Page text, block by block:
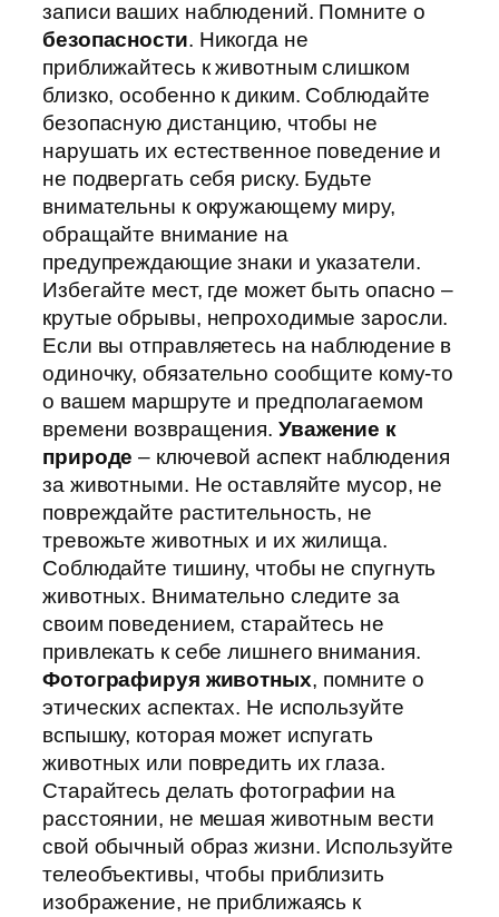
записи ваших наблюдений. Помните о
безопасности. Никогда не
приближайтесь к животным слишком
близко, особенно к диким. Соблюдайте
безопасную дистанцию, чтобы не
нарушать их естественное поведение и
не подвергать себя риску. Будьте
внимательны к окружающему миру,
обращайте внимание на
предупреждающие знаки и указатели.
Избегайте мест, где может быть опасно –
крутые обрывы, непроходимые заросли.
Если вы отправляетесь на наблюдение в
одиночку, обязательно сообщите кому-то
о вашем маршруте и предполагаемом
времени возвращения. Уважение к
природе – ключевой аспект наблюдения
за животными. Не оставляйте мусор, не
повреждайте растительность, не
тревожьте животных и их жилища.
Соблюдайте тишину, чтобы не спугнуть
животных. Внимательно следите за
своим поведением, старайтесь не
привлекать к себе лишнего внимания.
Фотографируя животных, помните о
этических аспектах. Не используйте
вспышку, которая может испугать
животных или повредить их глаза.
Старайтесь делать фотографии на
расстоянии, не мешая животным вести
свой обычный образ жизни. Используйте
телеобъективы, чтобы приблизить
изображение, не приближаясь к